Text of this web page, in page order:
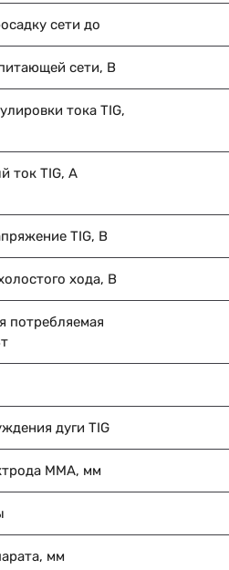
сети до
сети, В
тока TIG,
ток TIG, A
TIG, В
хода, В
потребляемая
дуги TIG
MMA, мм
мм